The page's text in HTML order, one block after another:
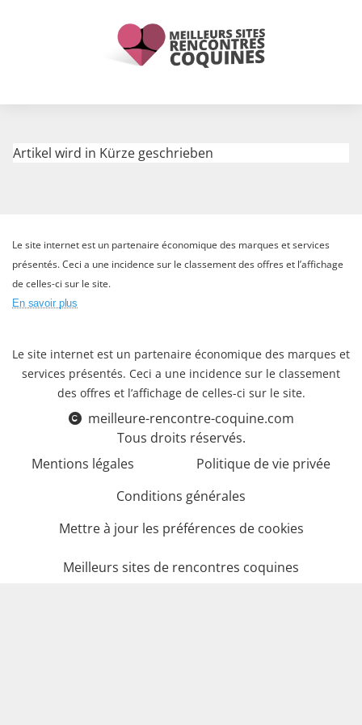
Artikel wird in Kürze geschrieben
Le site internet est un partenaire économique des marques et services
présentés. Ceci a une incidence sur le classement des offres et l’affichage
de celles-ci sur le site.
En savoir plus
Le site internet est un partenaire économique des marques et
services présentés. Ceci a une incidence sur le classement
des offres et l’affichage de celles-ci sur le site.
meilleure-rencontre-coquine.com
Tous droits réservés.
Mentions légales
Politique de vie privée
Conditions générales
Mettre à jour les préférences de cookies
Meilleurs sites de rencontres coquines